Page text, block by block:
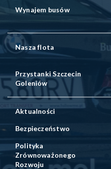
Wynajem busów
Nasza flota
Przystanki Szczecin
Goleniów
Aktualności
Bezpieczeństwo
Polityka
Zrównoważonego
Rozwoju